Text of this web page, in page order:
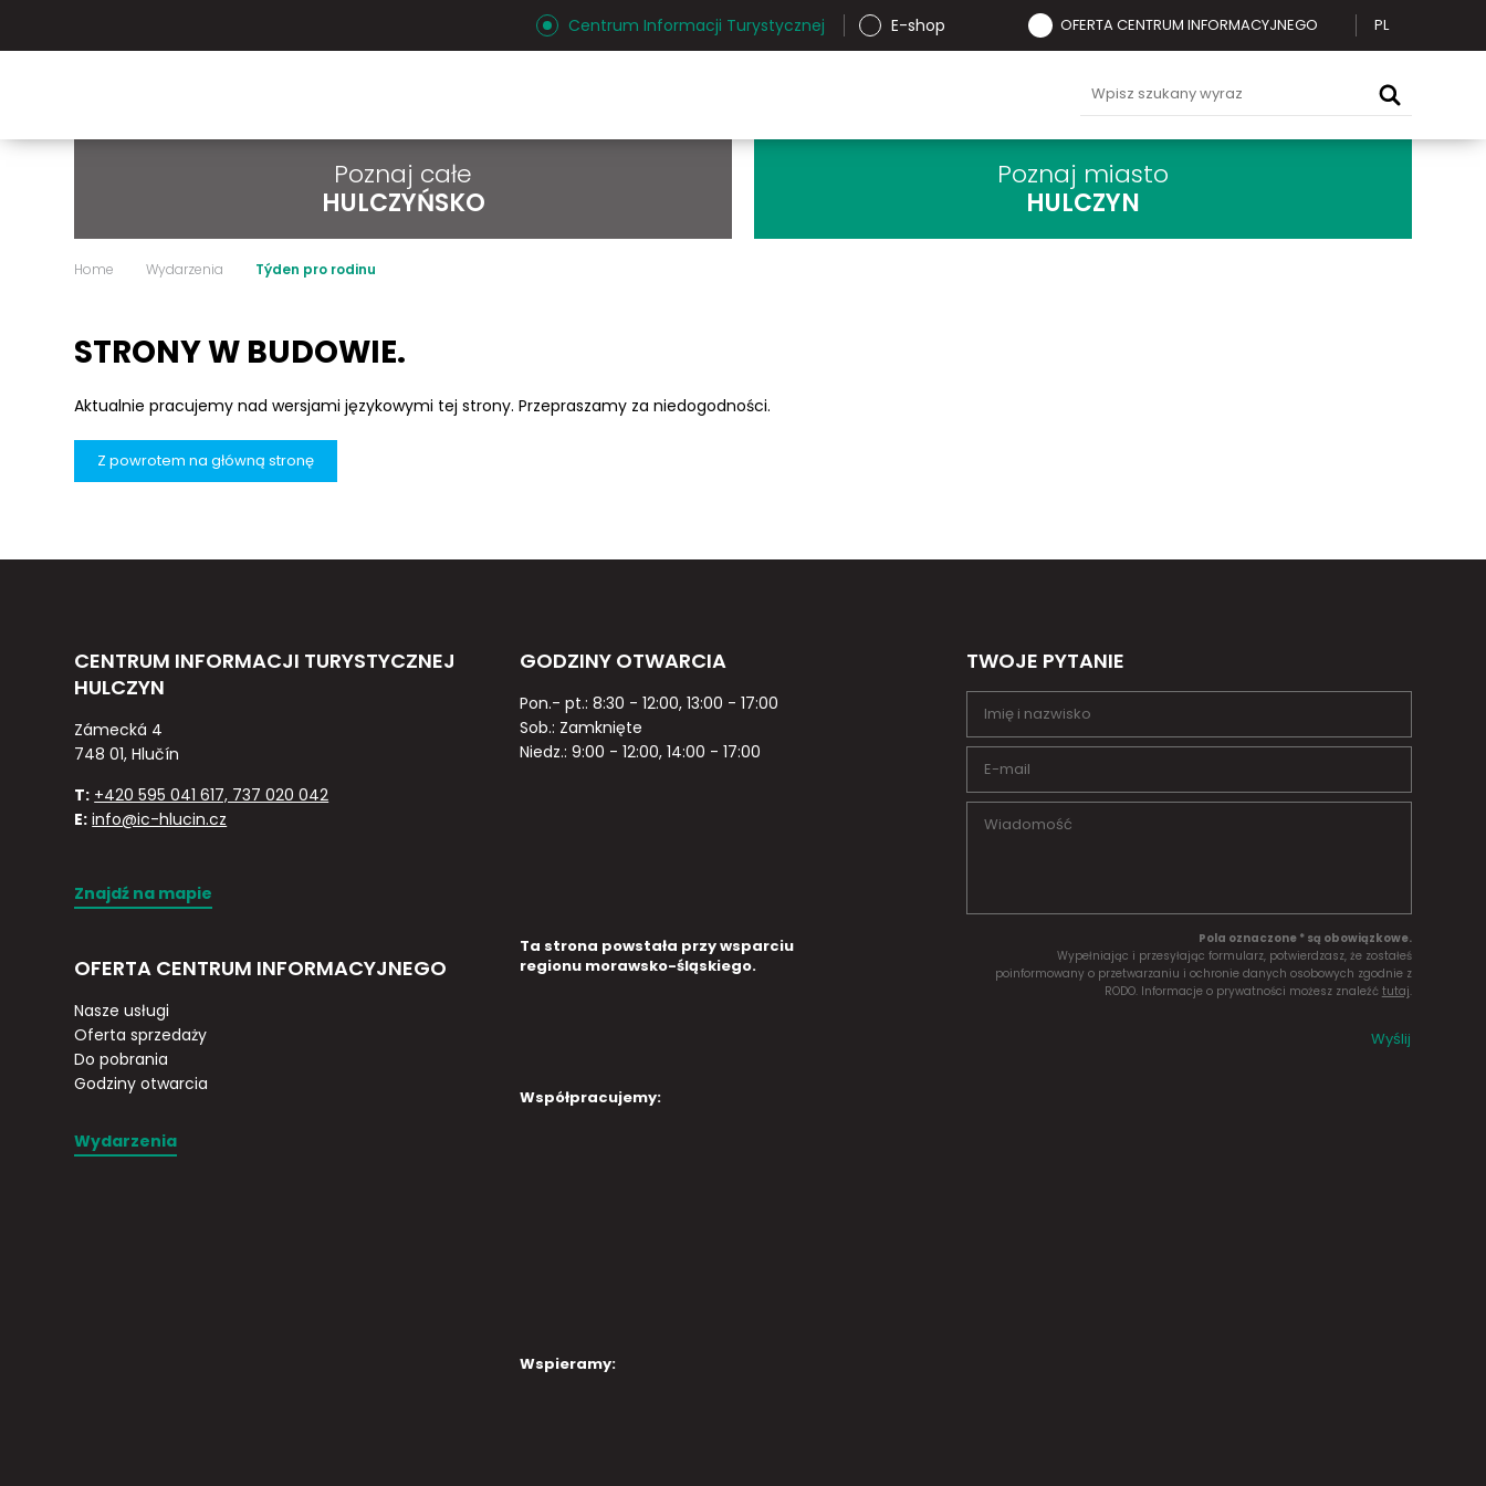
Centrum Informacji Turystycznej E-shop OFERTA CENTRUM INFORMACYJNEGO PL
Poznaj całe
HULCZYŃSKO
Poznaj miasto
HULCZYN
Home Wydarzenia Týden pro rodinu
STRONY W BUDOWIE.
Aktualnie pracujemy nad wersjami językowymi tej strony. Przepraszamy za niedogodności.
Z powrotem na główną stronę
CENTRUM INFORMACJI TURYSTYCZNEJ
HULCZYN
Zámecká 4
748 01, Hlučín
T: +420 595 041 617, 737 020 042
E: info@ic-hlucin.cz
Znajdź na mapie
OFERTA CENTRUM INFORMACYJNEGO
Nasze usługi
Oferta sprzedaży
Do pobrania
Godziny otwarcia
Wydarzenia
GODZINY OTWARCIA
Pon.- pt.: 8:30 - 12:00, 13:00 - 17:00
Sob.: Zamknięte
Niedz.: 9:00 - 12:00, 14:00 - 17:00
Ta strona powstała przy wsparciu
regionu morawsko-śląskiego.
Współpracujemy:
Wspieramy:
TWOJE PYTANIE
Pola oznaczone * są obowiązkowe.
Wypełniając i przesyłając formularz, potwierdzasz, że zostałeś
poinformowany o przetwarzaniu i ochronie danych osobowych zgodnie z
RODO. Informacje o prywatności możesz znaleźć tutaj.
Wyślij